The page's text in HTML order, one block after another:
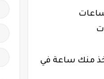
منك ساعة في